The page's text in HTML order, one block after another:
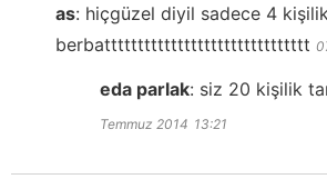
as: hiçgüzel diyil sadece 4 kişilik
berbattttttttttttttttttttttttttttttt
eda parlak: siz 20 kişilik
Temmuz 2014 13:21